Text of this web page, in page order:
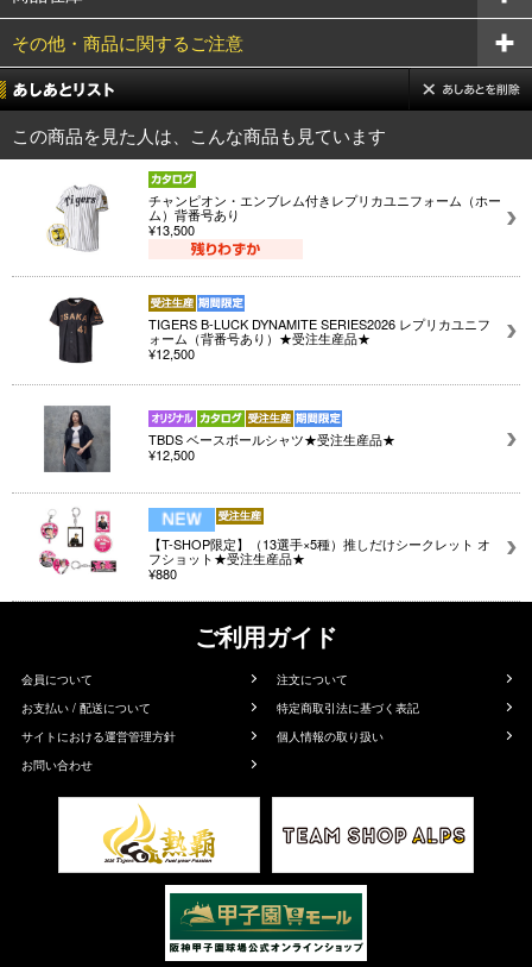
その他・商品に関するご注意
この商品を見た人は、こんな商品も見ています
チャンピオン・エンブレム付きレプリカユニフォーム（ホー
ム）背番号あり
¥13,500
TIGERS B-LUCK DYNAMITE SERIES2026 レプリカユニフ
ォーム（背番号あり）★受注生産品★
¥12,500
TBDS ベースボールシャツ★受注生産品★
¥12,500
【T-SHOP限定】（13選手×5種）推しだけシークレット オ
フショット★受注生産品★
¥880
ご利用ガイド
会員について
注文について
お支払い / 配送について
特定商取引法に基づく表記
サイトにおける運営管理方針
個人情報の取り扱い
お問い合わせ